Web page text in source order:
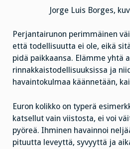
Jorge Luis Borges,
Perjantairunon perimmäinen
että todellisuutta ei ole, eikä
pidä paikkaansa. Elämme yhtä
rinnakkaistodellisuuksissa ja
havaintokulmaa käännetään,
Euron kolikko on typerä
katsellut vain viistosta, ei voi
pyöreä. Ihminen havainnoi
pituutta leveyttä, syvyyttä ja